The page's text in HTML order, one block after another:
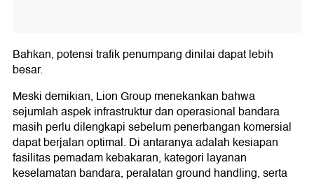
Bahkan, potensi trafik penumpang dinilai dapat lebih
besar.
Meski demikian, Lion Group menekankan bahwa
sejumlah aspek infrastruktur dan operasional bandara
masih perlu dilengkapi sebelum penerbangan komersial
dapat berjalan optimal. Di antaranya adalah kesiapan
fasilitas pemadam kebakaran, kategori layanan
keselamatan bandara, peralatan ground handling, serta